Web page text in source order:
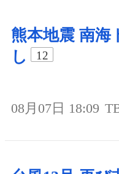
熊本地震 南海
し
12
08月07日 18:09